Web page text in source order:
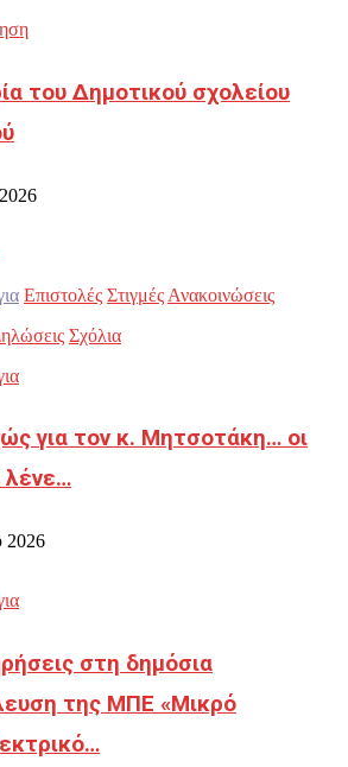
του Δημοτικού σχολείου
Επιστολές Στιγμές Ανακοινώσεις
Σχόλια
για τον κ. Μητσοτάκη… οι
λένε…
2026
στη δημόσια
της ΜΠΕ «Μικρό